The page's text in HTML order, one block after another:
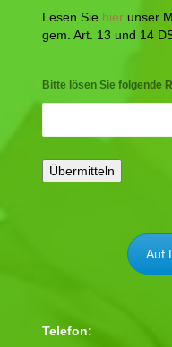
Lesen Sie hier unser
gem. Art. 13 und 14
Bitte lösen Sie folgende
Auf
Telefon: